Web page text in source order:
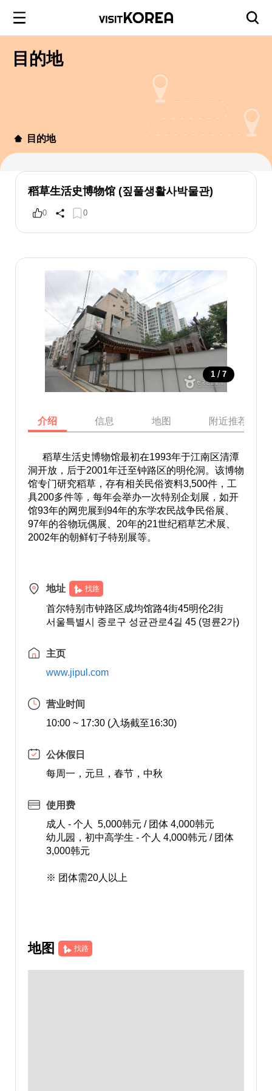
目的地
目的地
稻草生活史博物馆 (짚풀생활사박물관)
0 0
1 / 7
介绍 信息 地图 附近推荐景点
稻草生活史博物馆最初在1993年于江南区清潭
洞开放，后于2001年迁至钟路区的明伦洞。该博物
馆专门研究稻草，存有相关民俗资料3,500件，工
具200多件等，每年会举办一次特别企划展，如开
馆93年的网兜展到94年的东学农民战争民俗展、
97年的谷物玩偶展、20年的21世纪稻草艺术展、
2002年的朝鲜钉子特别展等。
地址 找路
首尔特别市钟路区成均馆路4街45明伦2街
서울특별시 종로구 성균관로4길 45 (명륜2가)
主页
www.jipul.com
营业时间
10:00 ~ 17:30 (入场截至16:30)
公休假日
每周一，元旦，春节，中秋
使用费
成人 - 个人 5,000韩元 / 团体 4,000韩元
幼儿园，初中高学生 - 个人 4,000韩元 / 团体
3,000韩元
※ 团体需20人以上
地图 找路